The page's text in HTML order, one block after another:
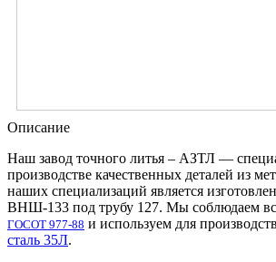
Описание
Наш завод точного литья – АЗТЛ —
производстве качественных деталей из
наших специализаций является
ВНШ-133 под трубу 127. Мы соблюдаем
ГОСОТ 977-88 и используем для
сталь 35Л.